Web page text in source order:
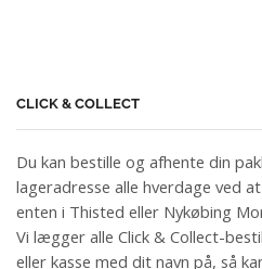
CLICK & COLLECT
Du kan bestille og afhente din
lageradresse alle hverdage ved
enten i Thisted eller Nykøbing
Vi lægger alle Click & Collect-
eller kasse med dit navn på, så